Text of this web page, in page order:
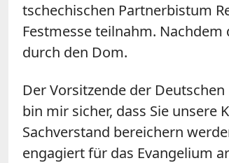
tschechischen Partnerbistum
Festmesse teilnahm.
durch den Dom.
Der Vorsitzende der
bin mir sicher, dass Sie
Sachverstand bereichern
engagiert für das Evangelium